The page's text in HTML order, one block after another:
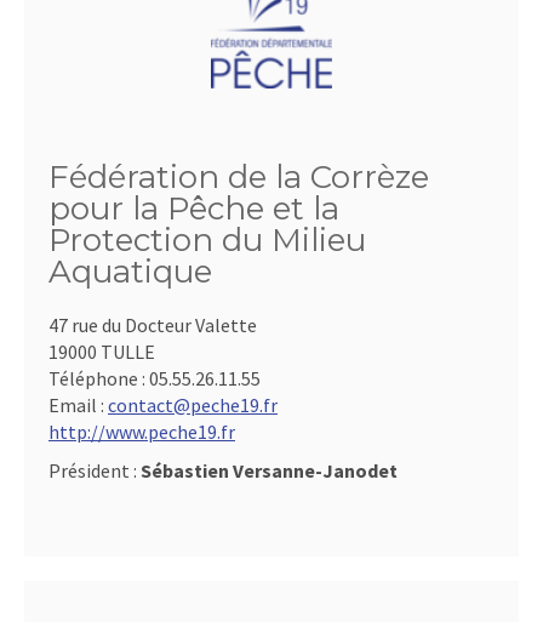
Fédération de la Corrèze
pour la Pêche et la
Protection du Milieu
Aquatique
47 rue du Docteur Valette
19000 TULLE
Téléphone : 05.55.26.11.55
Email : contact@peche19.fr
http://www.peche19.fr
Président : Sébastien Versanne-Janodet